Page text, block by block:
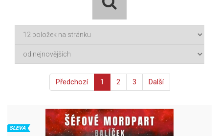
Předchozí 1 2 3 Další
SLEVA